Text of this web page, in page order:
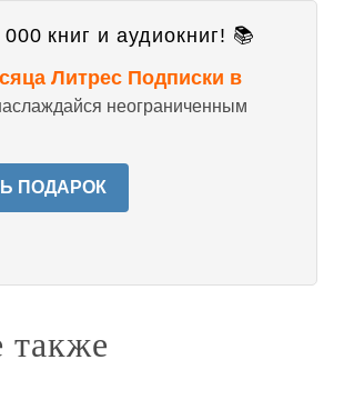
книг и аудиокниг! 📚
Литрес Подписки в
неограниченным
ПОДАРОК
также